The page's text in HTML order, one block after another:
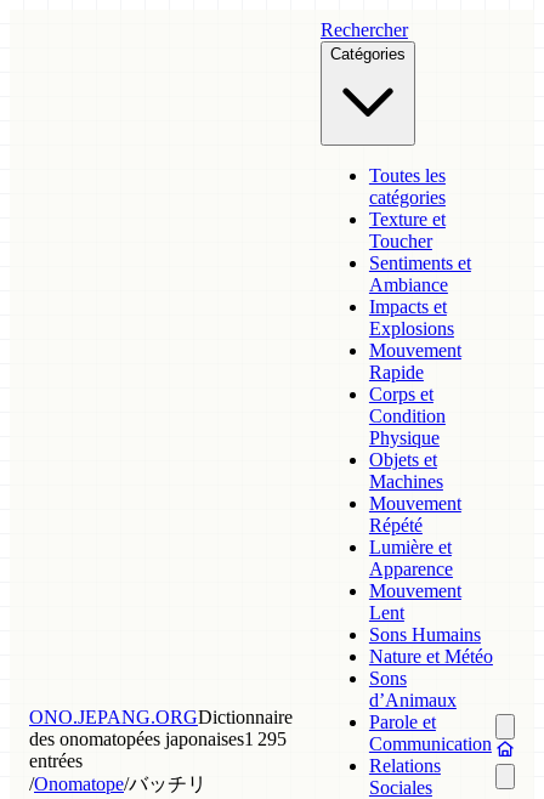
ONO.JEPANG.ORGDictionnaire
des onomatopées japonaises1 295
entrées
/Onomatope/バッチリ
Rechercher
Catégories
Toutes les
catégories
Texture et
Toucher
Sentiments et
Ambiance
Impacts et
Explosions
Mouvement
Rapide
Corps et
Condition
Physique
Objets et
Machines
Mouvement
Répété
Lumière et
Apparence
Mouvement
Lent
Sons Humains
Nature et Météo
Sons
d’Animaux
Parole et
Communication
Relations
Sociales